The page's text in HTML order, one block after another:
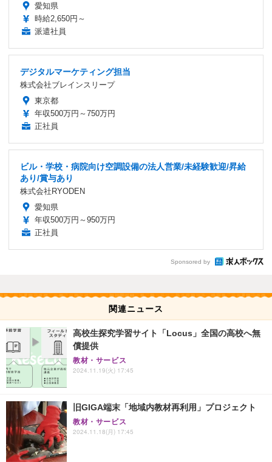
愛知県
時給2,650円～
派遣社員
デジタルマーケティング担当
株式会社ブレインスリープ
東京都
年収500万円～750万円
正社員
ビル・学校・病院向け空調設備の法人営業/未経験歓迎/昇給
あり/賞与あり
株式会社RYODEN
愛知県
年収500万円～950万円
正社員
Sponsored by
関連ニュース
高校生探究学習サイト「Locus」全国の高校へ無
償提供
教材・サービス
2024.11.19(火) 17:45
旧GIGA端末「地域内教材再利用」プロジェクト
教材・サービス
2024.11.18(月) 17:45